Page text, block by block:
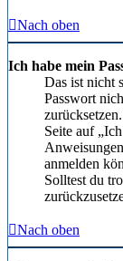
Nach oben
Ich habe mein
Das ist nicht
Passwort
Seite auf
anmelden
Solltest du
Nach oben